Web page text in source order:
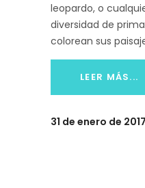
leopardo, o
diversidad de
colorean sus
LEER MÁS...
31 de enero de 2017